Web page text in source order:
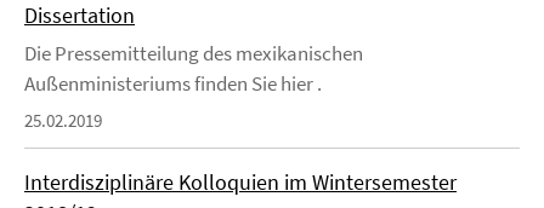
Dissertation
Die Pressemitteilung des mexikanischen
Außenministeriums finden Sie hier .
25.02.2019
Interdisziplinäre Kolloquien im Wintersemester